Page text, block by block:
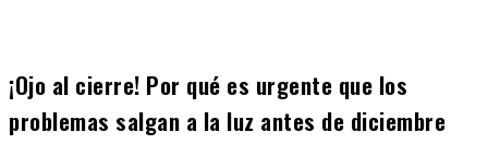
¡Ojo al cierre! Por qué es urgente que los
problemas salgan a la luz antes de diciembre